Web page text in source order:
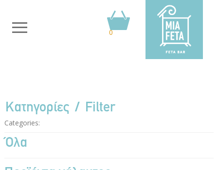
0
Κατηγορίες Filter
Categories:
Όλα